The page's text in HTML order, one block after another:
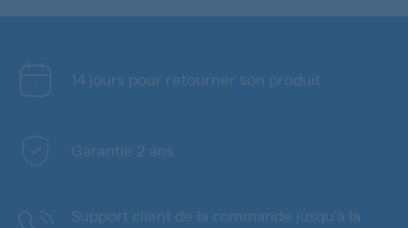
14 jours pour retourner son produit
Garantie 2 ans
Support client de la commande jusqu'à la